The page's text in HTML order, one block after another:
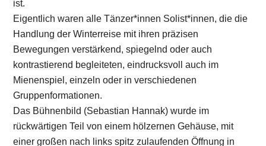
ist.
Eigentlich waren alle Tänzer*innen Solist*innen, die die
Handlung der Winterreise mit ihren präzisen
Bewegungen verstärkend, spiegelnd oder auch
kontrastierend begleiteten, eindrucksvoll auch im
Mienenspiel, einzeln oder in verschiedenen
Gruppenformationen.
Das Bühnenbild (Sebastian Hannak) wurde im
rückwärtigen Teil von einem hölzernen Gehäuse, mit
einer großen nach links spitz zulaufenden Öffnung in